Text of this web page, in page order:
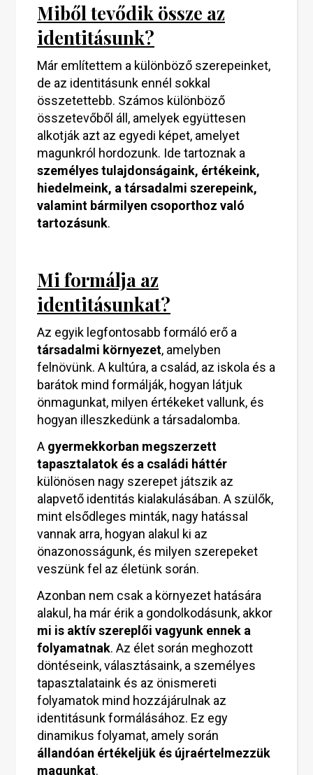
Miből tevődik össze az
identitásunk?
Már említettem a különböző szerepeinket,
de az identitásunk ennél sokkal
összetettebb. Számos különböző
összetevőből áll, amelyek együttesen
alkotják azt az egyedi képet, amelyet
magunkról hordozunk. Ide tartoznak a
személyes tulajdonságaink, értékeink,
hiedelmeink, a társadalmi szerepeink,
valamint bármilyen csoporthoz való
tartozásunk.
Mi formálja az
identitásunkat?
Az egyik legfontosabb formáló erő a
társadalmi környezet, amelyben
felnövünk. A kultúra, a család, az iskola és a
barátok mind formálják, hogyan látjuk
önmagunkat, milyen értékeket vallunk, és
hogyan illeszkedünk a társadalomba.
A gyermekkorban megszerzett
tapasztalatok és a családi háttér
különösen nagy szerepet játszik az
alapvető identitás kialakulásában. A szülők,
mint elsődleges minták, nagy hatással
vannak arra, hogyan alakul ki az
önazonosságunk, és milyen szerepeket
veszünk fel az életünk során.
Azonban nem csak a környezet hatására
alakul, ha már érik a gondolkodásunk, akkor
mi is aktív szereplői vagyunk ennek a
folyamatnak. Az élet során meghozott
döntéseink, választásaink, a személyes
tapasztalataink és az önismereti
folyamatok mind hozzájárulnak az
identitásunk formálásához. Ez egy
dinamikus folyamat, amely során
állandóan értékeljük és újraértelmezzük
magunkat.